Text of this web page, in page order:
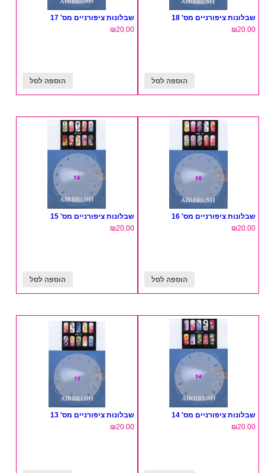
שבלונות ציפורניים מס' 18
₪20.00
הוספה לסל
שבלונות ציפורניים מס' 17
₪20.00
הוספה לסל
שבלונות ציפורניים מס' 16
₪20.00
הוספה לסל
שבלונות ציפורניים מס' 15
₪20.00
הוספה לסל
שבלונות ציפורניים מס' 14
₪20.00
שבלונות ציפורניים מס' 13
₪20.00